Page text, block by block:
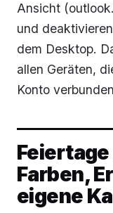
Ansicht
und
dem Desktop.
allen Geräten,
Konto
Farben,
eigene